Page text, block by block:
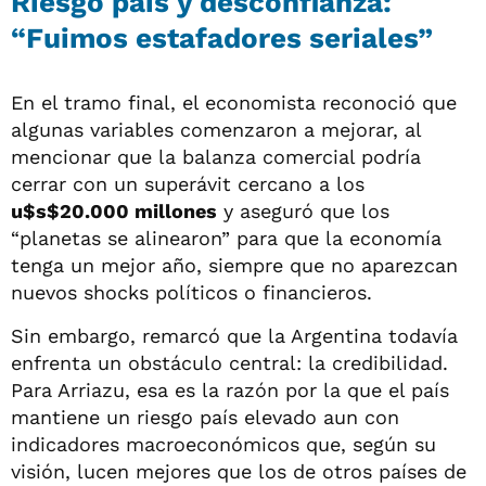
“Fuimos estafadores seriales”
En el tramo final, el economista reconoció que
algunas variables comenzaron a mejorar, al
mencionar que la balanza comercial podría
cerrar con un superávit cercano a los
u$s$20.000 millones y aseguró que los
“planetas se alinearon” para que la economía
tenga un mejor año, siempre que no aparezcan
nuevos shocks políticos o financieros.
Sin embargo, remarcó que la Argentina todavía
enfrenta un obstáculo central: la credibilidad.
Para Arriazu, esa es la razón por la que el país
mantiene un riesgo país elevado aun con
indicadores macroeconómicos que, según su
visión, lucen mejores que los de otros países de